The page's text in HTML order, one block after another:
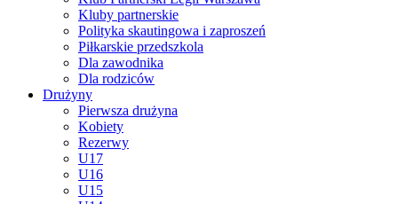
Kluby partnerskie
Polityka skautingowa i zaproszeń
Piłkarskie przedszkola
Dla zawodnika
Dla rodziców
Drużyny
Pierwsza drużyna
Kobiety
Rezerwy
U17
U16
U15